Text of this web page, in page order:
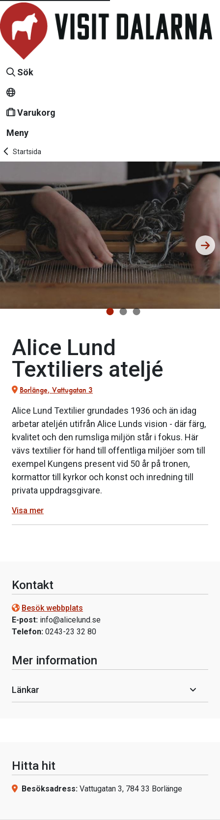
Sök
Varukorg
Meny
Startsida
Alice Lund
Textiliers ateljé
Borlänge, Vattugatan 3
Alice Lund Textilier grundades 1936 och än idag
arbetar ateljén utifrån Alice Lunds vision - där färg,
kvalitet och den rumsliga miljön står i fokus. Här
vävs textilier för hand till offentliga miljöer som till
exempel Kungens present vid 50 år på tronen,
kormattor till kyrkor och konst och inredning till
privata uppdragsgivare.
Visa mer
Kontakt
Besök webbplats
E-post: info@alicelund.se
Telefon: 0243-23 32 80
Mer information
Länkar
Hitta hit
Besöksadress: Vattugatan 3, 784 33 Borlänge